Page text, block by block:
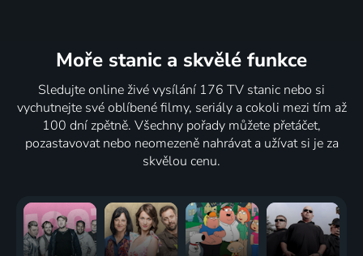
Moře stanic a skvělé funkce
Sledujte online živé vysílání 176 TV stanic nebo si
vychutnejte své oblíbené filmy, seriály a cokoli mezi tím až
100 dní zpětně. Všechny pořady můžete přetáčet,
pozastavovat nebo neomezeně nahrávat a užívat si je za
skvělou cenu.